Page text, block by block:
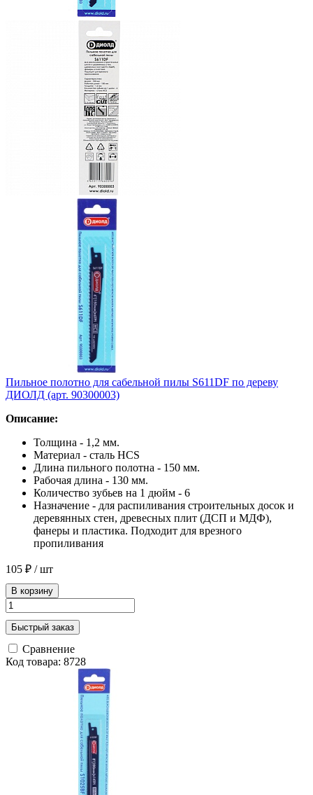
Пильное полотно для сабельной пилы S611DF по дереву
ДИОЛД (арт. 90300003)
Описание:
Толщина - 1,2 мм.
Материал - сталь HCS
Длина пильного полотна - 150 мм.
Рабочая длина - 130 мм.
Количество зубьев на 1 дюйм - 6
Назначение - для распиливания строительных досок и
деревянных стен, древесных плит (ДСП и МДФ),
фанеры и пластика. Подходит для врезного
пропиливания
105 ₽ / шт
В корзину
Быстрый заказ
Сравнение
Код товара: 8728